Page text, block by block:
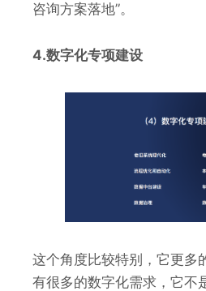
咨询方案落地”。
4.数字化专项建设
这个角度比较特别，它更多
有很多的数字化需求，它不